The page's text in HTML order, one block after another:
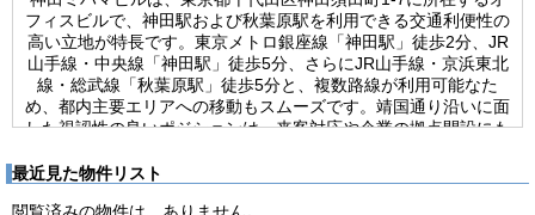
フィスビルで、神田駅および秋葉原駅を利用できる交通利便性の
高い立地が特長です。東京メトロ銀座線「神田駅」徒歩2分、JR
山手線・中央線「神田駅」徒歩5分、さらにJR山手線・京浜東北
線・総武線「秋葉原駅」徒歩5分と、複数路線が利用可能なた
め、都内主要エリアへの移動もスムーズです。靖国通り沿いに面
した視認性の良いポジションは、来客対応や企業の拠点開設にも
震基準に適合しており、堅実な建物構造も安心材料の一つです。
最近見た物件リスト